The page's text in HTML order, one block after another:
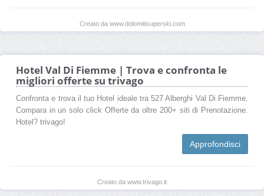
Creato da www.dolomitisuperski.com
Hotel Val Di Fiemme | Trova e confronta le
migliori offerte su trivago
Confronta e trova il tuo Hotel ideale tra 527 Alberghi Val Di Fiemme.
Compara in un solo click Offerte da oltre 200+ siti di Prenotazione.
Hotel? trivago!
Approfondisci
Creato da www.trivago.it